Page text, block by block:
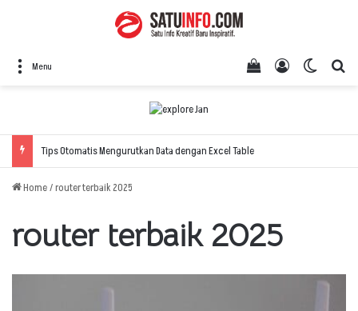
Menu Switch
Log In
View your
Tips Otomatis Mengurutkan Data dengan Excel Table
Home/router terbaik 2025
router terbaik 2025